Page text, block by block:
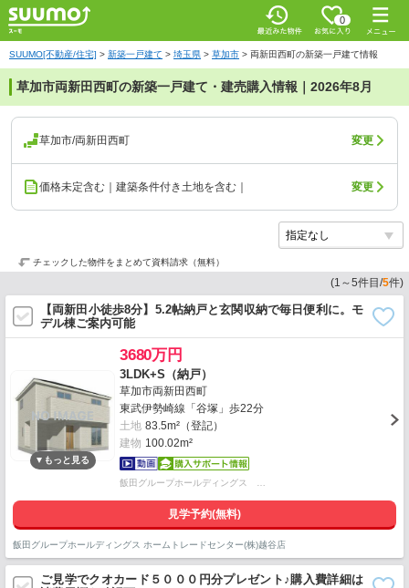
0
SUUMO[不動産/住宅] > 新築一戸建て > 埼玉県 > 草加市 > 両新田西町の新築一戸建て情報
草加市両新田西町の新築一戸建て・建売購入情報｜2026年8月
草加市/両新田西町 変更
価格未定含む｜建築条件付き土地を含む｜ 変更
チェックした物件をまとめて資料請求（無料）
(1 ～5件目/5件)
【両新田小徒歩8分】5.2帖納戸と玄関収納で毎日便利に。モ
デル棟ご案内可能
3680万円
3LDK+S（納戸）
草加市両新田西町
東武伊勢崎線「谷塚」歩22分
土地 83.5m²（登記）
建物 100.02m²
飯田グループホールディングス …
見学予約(無料)
飯田グループホールディングス ホームトレードセンター(株)越谷店
ご見学でクオカード５０００円分プレゼント♪購入費詳細は